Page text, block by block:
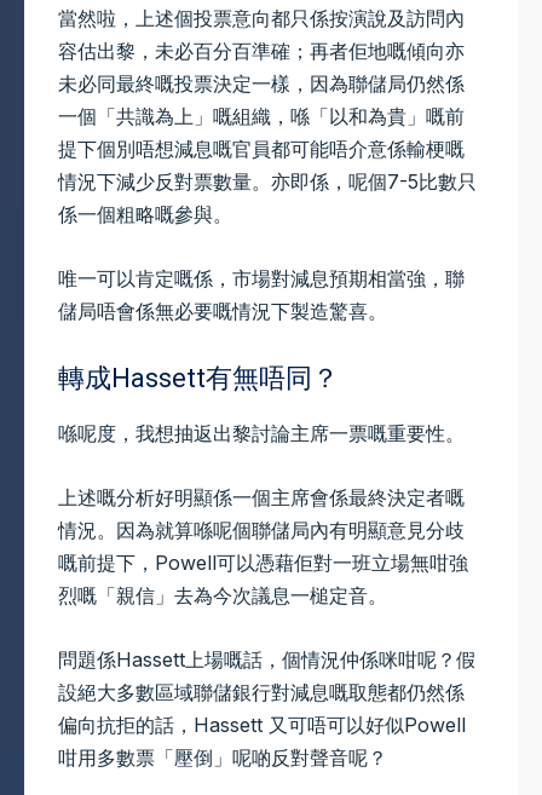
當然啦，上述個投票意向都只係按演說及訪問內
容估出黎，未必百分百準確；再者佢地嘅傾向亦
未必同最終嘅投票決定一樣，因為聯儲局仍然係
一個「共識為上」嘅組織，喺「以和為貴」嘅前
提下個別唔想減息嘅官員都可能唔介意係輸梗嘅
情況下減少反對票數量。亦即係，呢個7-5比數只
係一個粗略嘅參與。
唯一可以肯定嘅係，市場對減息預期相當強，聯
儲局唔會係無必要嘅情況下製造驚喜。
轉成Hassett有無唔同？
喺呢度，我想抽返出黎討論主席一票嘅重要性。
上述嘅分析好明顯係一個主席會係最終決定者嘅
情況。因為就算喺呢個聯儲局內有明顯意見分歧
嘅前提下，Powell可以憑藉佢對一班立場無咁強
烈嘅「親信」去為今次議息一槌定音。
問題係Hassett上場嘅話，個情況仲係咪咁呢？假
設絕大多數區域聯儲銀行對減息嘅取態都仍然係
偏向抗拒的話，Hassett 又可唔可以好似Powell
咁用多數票「壓倒」呢啲反對聲音呢？